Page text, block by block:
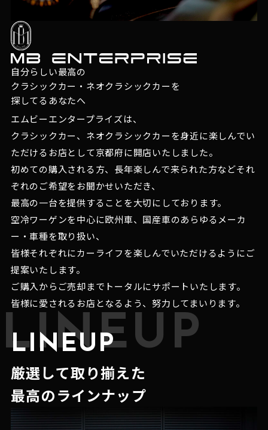
自分らしい最高の
クラシックカー・ネオクラシックカーを
探してるあなたへ
エムビーエンタープライズは、
クラシックカー、ネオクラシックカーを身近に楽しんでい
ただけるお店として京都府に開店いたしました。
初めての購入される方、長年楽しんで来られた方などそれ
ぞれのご希望をお聞かせいただき、
最高の一台を提供することを大切にしております。
空冷ワーゲンを中心に欧州車、国産車のあらゆるメーカ
ー・車種を取り扱い、
皆様それぞれにカーライフを楽しんでいただけるようにご
提案いたします。
ご購入からご売却までトータルにサポートいたします。
皆様に愛されるお店となるよう、努力してまいります。
LINEUP
LINEUP
厳選して取り揃えた
最高のラインナップ